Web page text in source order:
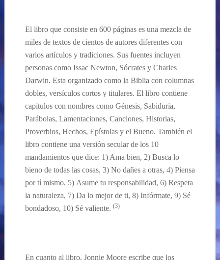
El libro que consiste en 600 páginases una mezcla de
miles de textos de cientos de autores diferentes con
varios artículosy tradiciones. Sus fuentes incluyen
personas como Issac Newton, Sócrates y Charles
Darwin. Esta organizado como la Biblia con columnas
dobles, versículos cortos y titulares. El libro contiene
capítulos con nombres como Génesis, Sabiduría,
Parábolas, Lamentaciones, Canciones, Historias,
Proverbios, Hechos, Epístolas y el Bueno. También el
libro contiene una versión secular de los 10
mandamientos que dice: 1) Ama bien, 2) Busca lo
bieno detodas las cosas, 3) No dañes a otras, 4) Piensa
portí mismo, 5) Asume tu responsabilidad, 6) Respeta
la naturaleza, 7) Da lo mejor de ti, 8) Infórmate, 9) Sé
bondadoso, 10) Sé valiente. (3)
En cuanto al libro, Jonnie Moore escribe que los